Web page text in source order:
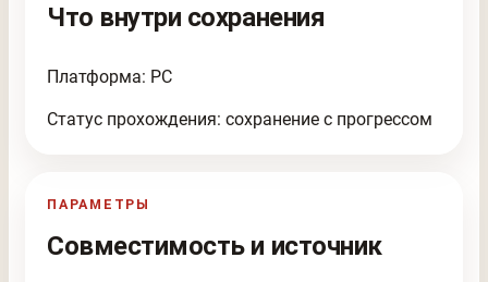
Что внутри сохранения
Платформа: PC
Статус прохождения: сохранение с прогрессом
ПАРАМЕТРЫ
Совместимость и источник